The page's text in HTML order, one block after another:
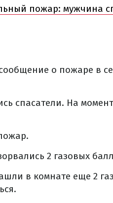
пожар: мужчина
о пожаре в
спасатели. На
2 газовых
в комнате еще 2